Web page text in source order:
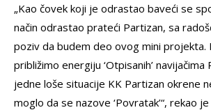
„Kao čovek koji je odrastao baveći se
način odrastao prateći Partizan, sa
poziv da budem deo ovog mini projekta.
približimo energiju ‘Otpisanih’ navijačima
jedne loše situacije KK Partizan okrene
moglo da se nazove ‘Povratak’“, rekao